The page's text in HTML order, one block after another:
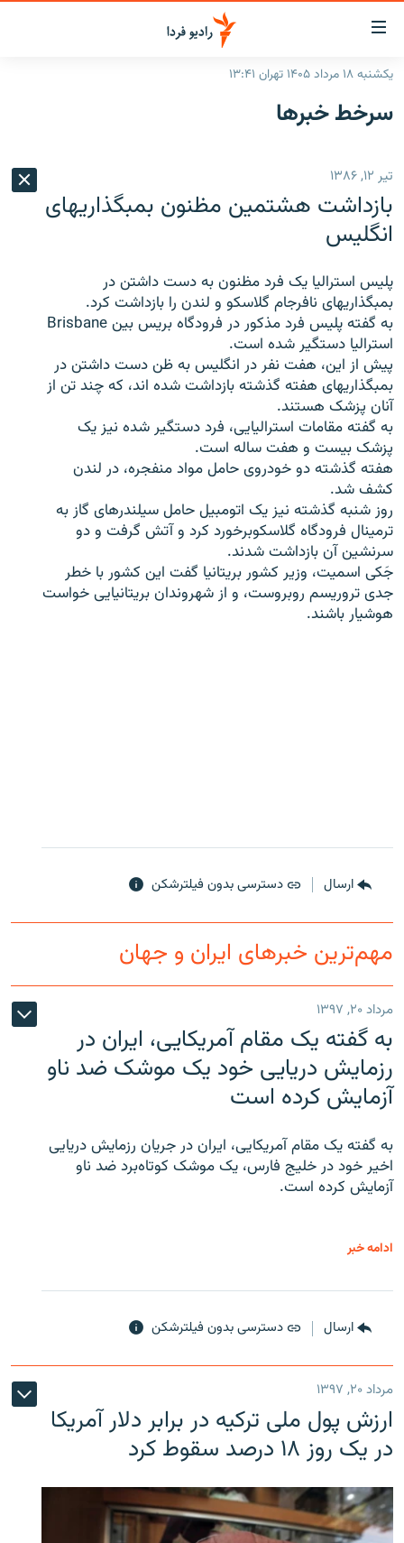
لینک‌های
قابلیت
دسترسی
بازگشت
اصلی
رفتن
صفحه
ایران
رادیو
انتخاب کنید و بشنوید
فرکانس‌ها
پادکست
گزارش‌های تصویری
گزارش‌های ویدئویی
زنان فردا
English
به ما بپیوندید
زبان‌های دیگر
یکشنبه ۱۸ مرداد ۱۴۰۵ تهران ۱۳:۴۱
سرخط‌ خبرها
تیر ۱۲, ۱۳۸۶
بازداشت هشتمين مظنون بمبگذاريهای
انگليس
پليس استراليا يک فرد مظنون به دست داشتن در
بمبگذاريهای نافرجام گلاسکو و لندن را بازداشت کرد.
به گفته پليس فرد مذکور در فرودگاه بريس بين Brisbane
استراليا دستگير شده است.
پیش از این، هفت نفر در انگلیس به ظن دست داشتن در
بمبگذاريهای هفته گذشته بازداشت شده اند، که چند تن از
آنان پزشک هستند.
به گفته مقامات استراليايی، فرد دستگير شده نيز يک
پزشک بيست و هفت ساله است.
هفته گذشته دو خودروی حامل مواد منفجره، در لندن
کشف شد.
روز شنبه گذشته نيز يک اتومبيل حامل سيلندرهای گاز به
ترمينال فرودگاه گلاسکوبرخورد کرد و آتش گرفت و دو
سرنشين آن بازداشت شدند.
جَکی اسميت، وزير کشور بريتانيا گفت اين کشور با خطر
جدی تروريسم روبروست، و از شهروندان بريتانيايی خواست
هوشيار باشند.
ارسال دسترسی بدون فیلترشکن
مهم‌ترین خبرهای ایران و جهان
مرداد ۲۰, ۱۳۹۷
به گفته یک مقام آمریکایی، ایران در
رزمایش دریایی خود یک موشک ضد ناو
آزمایش کرده است
به گفته یک مقام آمریکایی، ایران در جریان رزمایش دریایی
اخیر خود در خلیج فارس، یک موشک کوتاه‌برد ضد ناو
آزمایش کرده است.
ادامه خبر
ارسال دسترسی بدون فیلترشکن
مرداد ۲۰, ۱۳۹۷
ارزش پول ملی ترکیه در برابر دلار آمریکا
در یک روز ۱۸ درصد سقوط کرد